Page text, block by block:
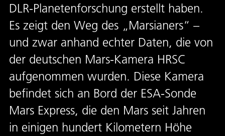
DLR-Planetenforschung erstellt haben.
Es zeigt den Weg des „Marsianers“ –
und zwar anhand echter Daten, die von
der deutschen Mars-Kamera HRSC
aufgenommen wurden. Diese Kamera
befindet sich an Bord der ESA-Sonde
Mars Express, die den Mars seit Jahren
in einigen hundert Kilometern Höhe